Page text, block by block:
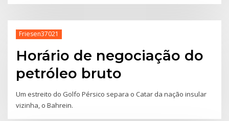
Friesen37021
Horário de negociação do
petróleo bruto
Um estreito do Golfo Pérsico separa o Catar da nação insular
vizinha, o Bahrein.